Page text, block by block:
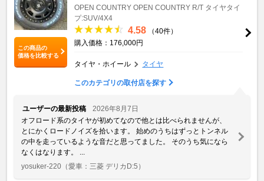
この商品の
価格を比較する
OPEN COUNTRY OPEN COUNTRY R/T タイヤタイ
プ:SUV/4X4
4.58
（40件）
購入価格：176,000円
タイヤ・ホイール タイヤ
このカテゴリの取付店を探す
ユーザーの最新投稿
2026年8月7日
オフロード系のタイヤが初めてなので他とは比べられませんが、
とにかくロードノイズを拾います。 始めのうちはずっとトンネル
の中を走っているような音だと思ってました。 そのうち気になら
なくはなります。 ...
yosuker-220 （愛車：三菱 デリカD:5）